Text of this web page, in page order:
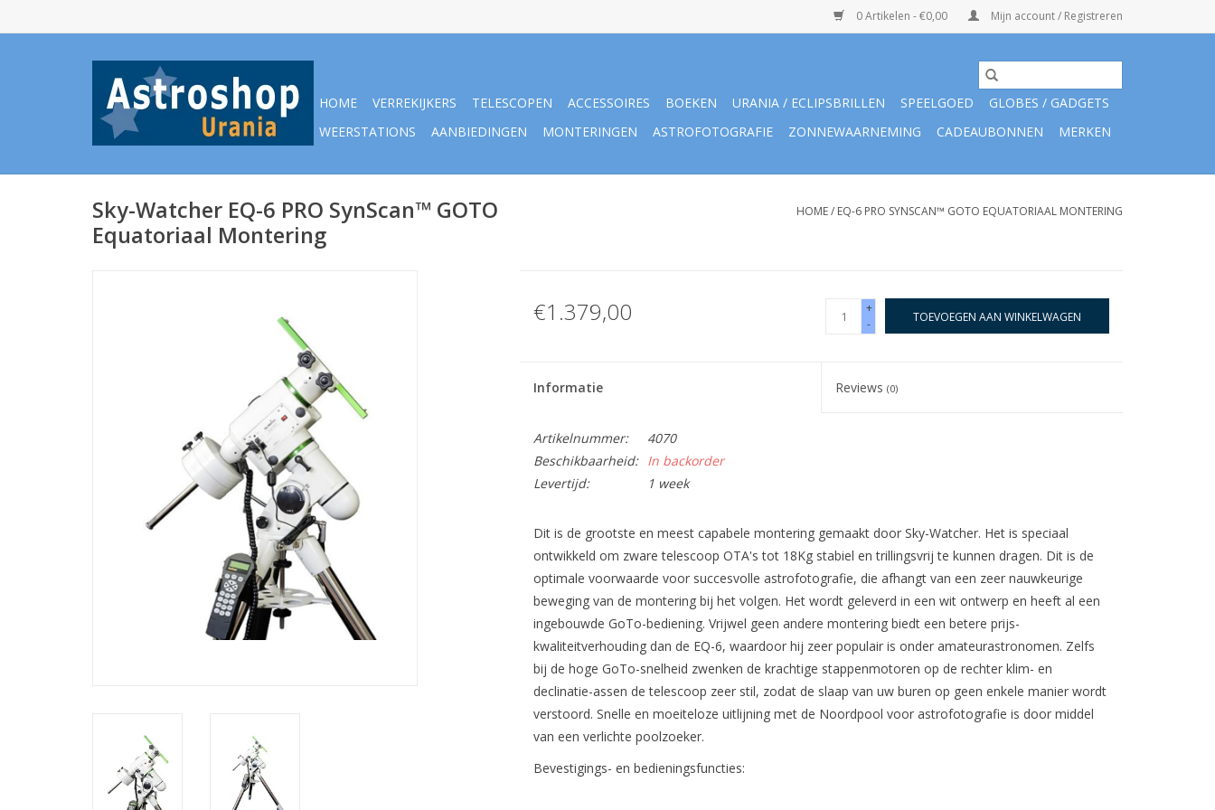
0 Artikelen - €0,00 Mijn account / Registreren
HOME VERREKIJKERS TELESCOPEN ACCESSOIRES BOEKEN URANIA / ECLIPSBRILLEN SPEELGOED
GLOBES / GADGETS
WEERSTATIONS
AANBIEDINGEN MONTERINGEN ASTROFOTOGRAFIE ZONNEWAARNEMING CADEAUBONNEN MERKEN
Sky-Watcher EQ-6 PRO SynScan™ GOTO
Equatoriaal Montering
HOME/ EQ-6 PRO SYNSCAN™ GOTO EQUATORIAAL MONTERING
€1.379,00
+
-
TOEVOEGEN AAN WINKELWAGEN
Informatie Reviews(0)
Artikelnummer:
4070
Beschikbaarheid:
In backorder
Levertijd:
1 week
Dit is de grootste en meest capabele montering gemaakt door Sky-Watcher. Het is speciaal
ontwikkeld om zware telescoop OTA's tot 18Kg stabiel en trillingsvrij te kunnen dragen. Dit is de
optimale voorwaarde voor succesvolle astrofotografie, die afhangt van een zeer nauwkeurige
beweging van de montering bij het volgen. Het wordt geleverd in een wit ontwerp en heeft al een
ingebouwde GoTo-bediening. Vrijwel geen andere montering biedt een betere prijs-
kwaliteitverhouding dan de EQ-6, waardoor hij zeer populair is onder amateurastronomen. Zelfs
bij de hoge GoTo-snelheid zwenken de krachtige stappenmotoren op de rechter klim- en
declinatie-assen de telescoop zeer stil, zodat de slaap van uw buren op geen enkele manier wordt
verstoord. Snelle en moeiteloze uitlijning met de Noordpool voor astrofotografie is door middel
van een verlichte poolzoeker.
Bevestigings- en bedieningsfuncties: